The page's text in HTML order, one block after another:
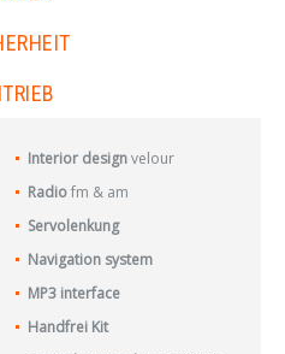
Interior design velour
Radio fm & am
Servolenkung
Navigation system
MP3 interface
Handfrei Kit